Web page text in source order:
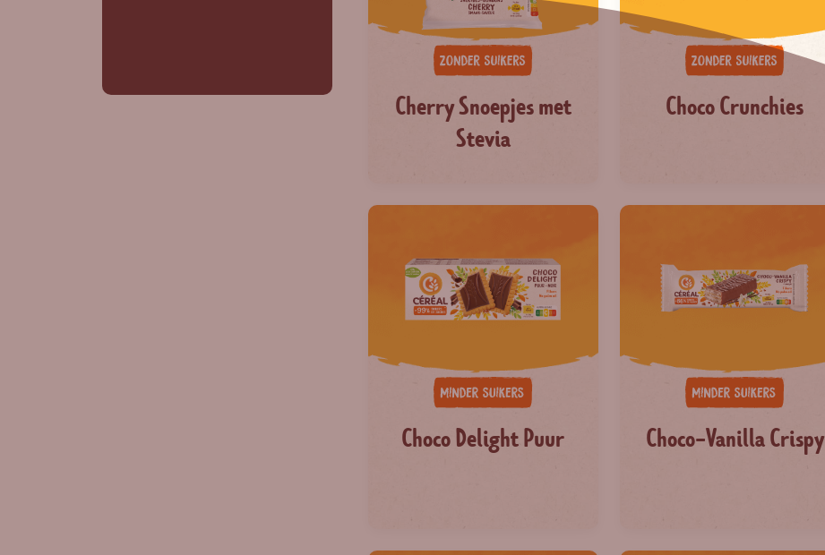
Cherry Snoepjes met
Stevia
Choco Crunchies
Choco Delight Puur Choco-Vanilla Crispy